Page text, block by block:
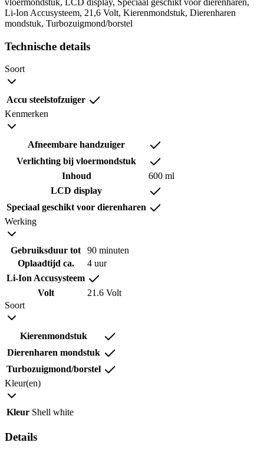
Li-Ion Accusysteem, 21,6 Volt, Kierenmondstuk, Dierenharen
mondstuk, Turbozuigmond/borstel
Technische details
Soort
Accu steelstofzuiger
Kenmerken
Afneembare handzuiger
Verlichting bij vloermondstuk
Inhoud
600 ml
LCD display
Speciaal geschikt voor dierenharen
Werking
Gebruiksduur tot
90 minuten
Oplaadtijd ca.
4 uur
Li-Ion Accusysteem
Volt
21.6 Volt
Soort
Kierenmondstuk
Dierenharen mondstuk
Turbozuigmond/borstel
Kleur(en)
Kleur Shell white
Details